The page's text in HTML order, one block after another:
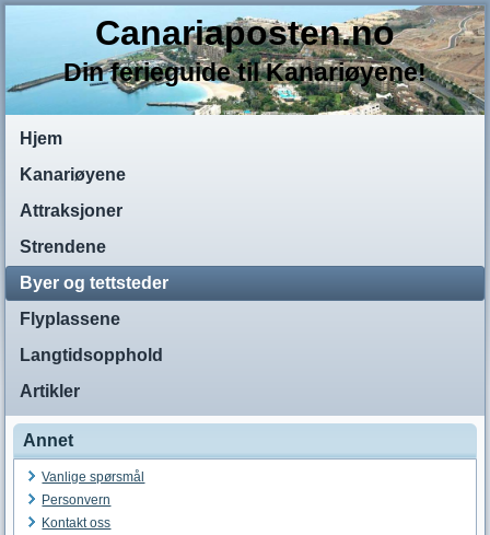
Canariaposten.no
Din ferieguide til Kanariøyene!
Hjem
Kanariøyene
Attraksjoner
Strendene
Byer og tettsteder
Flyplassene
Langtidsopphold
Artikler
Annet
Vanlige spørsmål
Personvern
Kontakt oss